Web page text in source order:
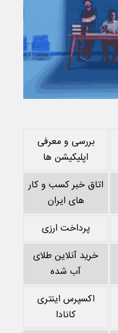
بررسی و معرفی
اپلیکیشن ها
اتاق خبر کسب و کار
های ایران
پرداخت ارزی
خرید آنلاین طلای
آب شده
اکسپرس اینتری
کانادا